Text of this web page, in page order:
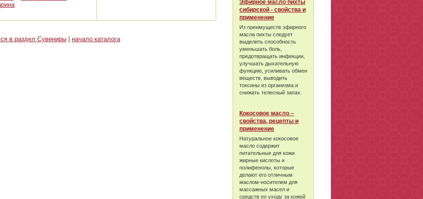
в раздел Сувениры начало каталога
Эфирное масло пихты
сибирской - свойства и
применение
Из преимуществ эфирного
масла пихты следует
выделить способность
уменьшать боль,
предотвращать инфекции,
улучшать дыхательную
функцию, усиливать обмен
веществ, выводить
токсины из организма и
снижать телесный запах.
Кокосовое масло –
свойства, рецепты и
применение
Натуральное кокосовое
масло содержит
питательные для кожи
жирные кислоты и
полифенолы, которые
делают его отличным
маслом-носителем для
массажных масел и
средств по уходу за кожей